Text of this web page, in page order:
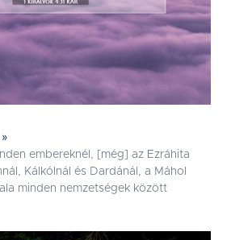
embereknél, [még] az Ezráhita
Kálkólnál és Dardánál, a Máhol
minden nemzetségek között